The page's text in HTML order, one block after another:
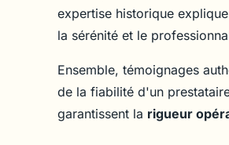
expertise historique
la sérénité et le
Ensemble, témoignages
de la fiabilité d'un
garantissent la rigueur